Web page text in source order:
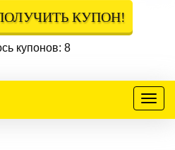
КУПОН!
купонов: 8
Меню